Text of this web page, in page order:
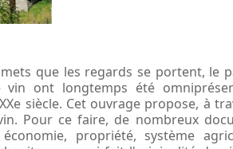
que les regards se portent, le
ont longtemps été
siècle. Cet ouvrage propose, à
Pour ce faire, de nombreux
propriété, système